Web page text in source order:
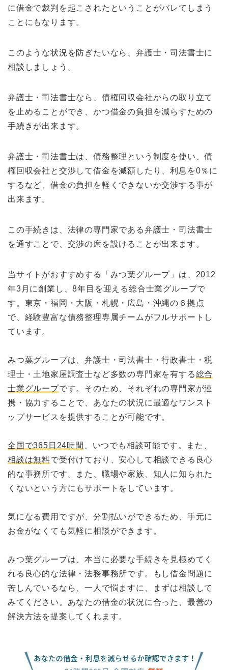
に借金で裁判を起こされたということがバレてしまう
ことにもなります。
このような状況を防ぎたいなら、弁護士・司法書士に
相談しましょう。
弁護士・司法書士なら、債権回収会社からの取り立て
を止めることができ、かつ借金の負担を減らすための
手続きが出来ます。
弁護士・司法書士は、債務整理という制度を使い、債
権回収会社と交渉して借金を減額したり、利息を0％に
するなど、借金の負担を軽くできないか交渉する事が
出来ます。
この手続きは、法律の専門家である弁護士・司法書士
を通すことで、交渉の席を設けることが出来ます。
当サイトがおすすめする「みつ葉グループ」は、2012
年3月に創業し、8年目を迎える総合士業グループで
す。東京・福岡・大阪・札幌・広島・沖縄の６拠点
で、経験豊富な債務整理専属チームがフルサポートし
ています。
みつ葉グループは、弁護士・司法書士・行政書士・税
理士・土地家屋調査士など多数の専門家を有する総合
士業グループです。そのため、それぞれの専門家が連
携・協力することで、あなたの状況に最適なワンスト
ップサービスを提供することが可能です。
全国で365日24時間
、いつでも相談可能です。また、
相談は無料で受付けており、安心して相談できる良心
的な事務所です。また、職場や家族、知人に知られた
くないという方にもサポートをしています。
気になる費用ですが、分割払いができるため、手元に
お金がなくても気軽に相談ができます。
みつ葉グループは、本当に必要な手続きを見極めてく
れる良心的な法律・法務事務所です。もし借金問題に
苦しんでいるなら、一人で悩ますに、まずは相談して
みてください。あなたの借金の状況に合った、最善の
解決方法を提案してくれます。